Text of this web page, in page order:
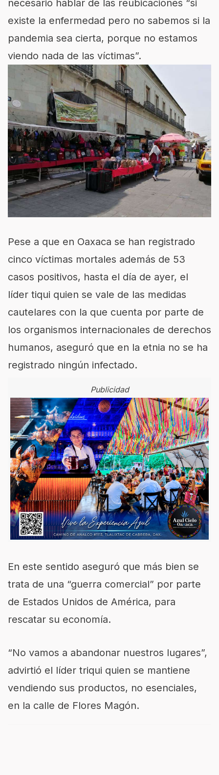
necesario hablar de las reubicaciones “si
existe la enfermedad pero no sabemos si la
pandemia sea cierta, porque no estamos
viendo nada de las víctimas”.
Pese a que en Oaxaca se han registrado
cinco víctimas mortales además de 53
casos positivos, hasta el día de ayer, el
líder tiqui quien se vale de las medidas
cautelares con la que cuenta por parte de
los organismos internacionales de derechos
humanos, aseguró que en la etnia no se ha
registrado ningún infectado.
Publicidad
En este sentido aseguró que más bien se
trata de una “guerra comercial” por parte
de Estados Unidos de América, para
rescatar su economía.
“No vamos a abandonar nuestros lugares”,
advirtió el líder triqui quien se mantiene
vendiendo sus productos, no esenciales,
en la calle de Flores Magón.